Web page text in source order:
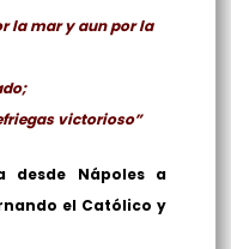
la mar y aun por la
victorioso”
desde Nápoles a
el Católico y